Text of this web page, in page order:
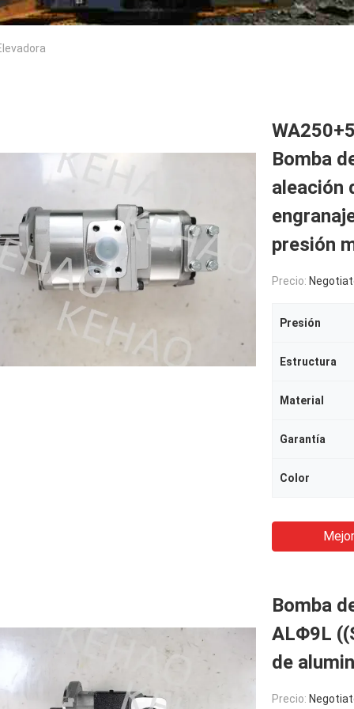
Bomba
aleación
presión
Precio:
Presión
Estructura
Material
Garantía
Color
Bomba
ALΦ9L
de
Precio: